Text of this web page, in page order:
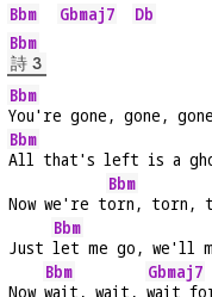
Bbm
Gbmaj7
Db
Bbm
詩 3
Bbm
You're gone, gone,
Bbm
All that's left is a
Now we're t
Bbm
orn, torn,
Just
Bbm
let me go, we'll
Now
Bbm
wait, wait,
Gbmaj7
wait